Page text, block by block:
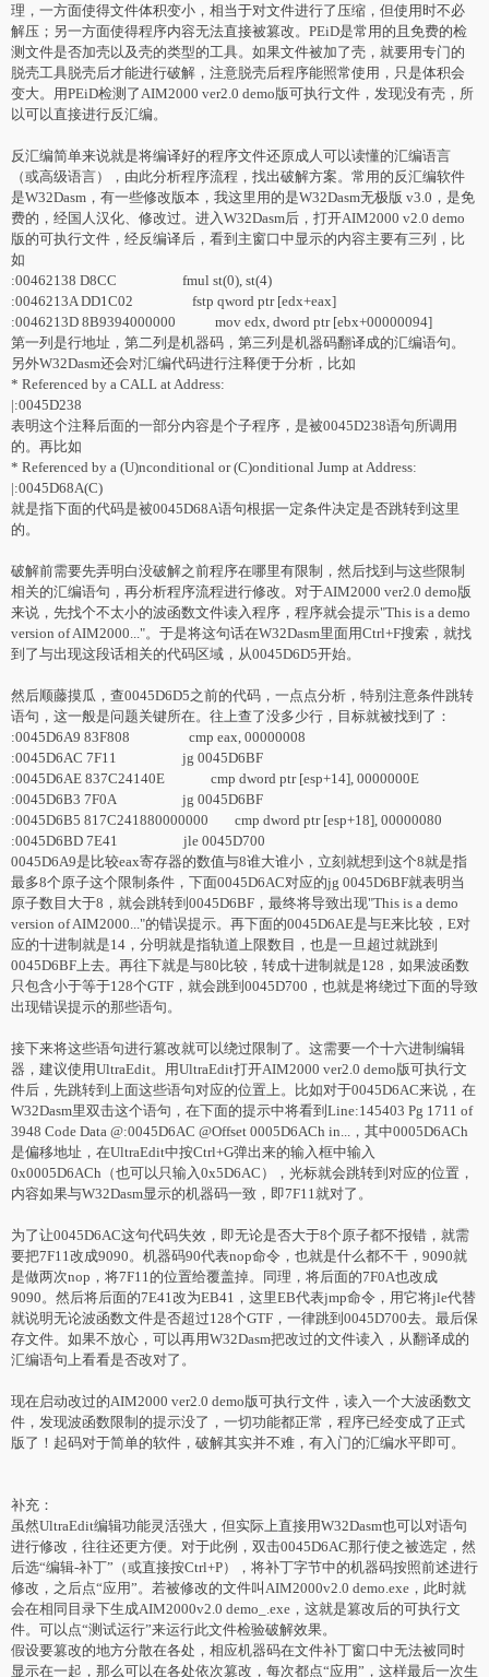
理，一方面使得文件体积变小，相当于对文件进行了压缩，但使用时不必
解压；另一方面使得程序内容无法直接被篡改。PEiD是常用的且免费的检
测文件是否加壳以及壳的类型的工具。如果文件被加了壳，就要用专门的
脱壳工具脱壳后才能进行破解，注意脱壳后程序能照常使用，只是体积会
变大。用PEiD检测了AIM2000 ver2.0 demo版可执行文件，发现没有壳，所
以可以直接进行反汇编。
反汇编简单来说就是将编译好的程序文件还原成人可以读懂的汇编语言
（或高级语言），由此分析程序流程，找出破解方案。常用的反汇编软件
是W32Dasm，有一些修改版本，我这里用的是W32Dasm无极版 v3.0，是免
费的，经国人汉化、修改过。进入W32Dasm后，打开AIM2000 v2.0 demo
版的可执行文件，经反编译后，看到主窗口中显示的内容主要有三列，比
如
:00462138 D8CC fmul st(0), st(4)
:0046213A DD1C02 fstp qword ptr [edx+eax]
:0046213D 8B9394000000 mov edx, dword ptr [ebx+00000094]
第一列是行地址，第二列是机器码，第三列是机器码翻译成的汇编语句。
另外W32Dasm还会对汇编代码进行注释便于分析，比如
* Referenced by a CALL at Address:
|:0045D238
表明这个注释后面的一部分内容是个子程序，是被0045D238语句所调用
的。再比如
* Referenced by a (U)nconditional or (C)onditional Jump at Address:
|:0045D68A(C)
就是指下面的代码是被0045D68A语句根据一定条件决定是否跳转到这里
的。
破解前需要先弄明白没破解之前程序在哪里有限制，然后找到与这些限制
相关的汇编语句，再分析程序流程进行修改。对于AIM2000 ver2.0 demo版
来说，先找个不太小的波函数文件读入程序，程序就会提示"This is a demo
version of AIM2000..."。于是将这句话在W32Dasm里面用Ctrl+F搜索，就找
到了与出现这段话相关的代码区域，从0045D6D5开始。
然后顺藤摸瓜，查0045D6D5之前的代码，一点点分析，特别注意条件跳转
语句，这一般是问题关键所在。往上查了没多少行，目标就被找到了：
:0045D6A9 83F808 cmp eax, 00000008
:0045D6AC 7F11 jg 0045D6BF
:0045D6AE 837C24140E cmp dword ptr [esp+14], 0000000E
:0045D6B3 7F0A jg 0045D6BF
:0045D6B5 817C241880000000 cmp dword ptr [esp+18], 00000080
:0045D6BD 7E41 jle 0045D700
0045D6A9是比较eax寄存器的数值与8谁大谁小，立刻就想到这个8就是指
最多8个原子这个限制条件，下面0045D6AC对应的jg 0045D6BF就表明当
原子数目大于8，就会跳转到0045D6BF，最终将导致出现"This is a demo
version of AIM2000..."的错误提示。再下面的0045D6AE是与E来比较，E对
应的十进制就是14，分明就是指轨道上限数目，也是一旦超过就跳到
0045D6BF上去。再往下就是与80比较，转成十进制就是128，如果波函数
只包含小于等于128个GTF，就会跳到0045D700，也就是将绕过下面的导致
出现错误提示的那些语句。
接下来将这些语句进行篡改就可以绕过限制了。这需要一个十六进制编辑
器，建议使用UltraEdit。用UltraEdit打开AIM2000 ver2.0 demo版可执行文
件后，先跳转到上面这些语句对应的位置上。比如对于0045D6AC来说，在
W32Dasm里双击这个语句，在下面的提示中将看到Line:145403 Pg 1711 of
3948 Code Data @:0045D6AC @Offset 0005D6ACh in...，其中0005D6ACh
是偏移地址，在UltraEdit中按Ctrl+G弹出来的输入框中输入
0x0005D6ACh（也可以只输入0x5D6AC），光标就会跳转到对应的位置，
内容如果与W32Dasm显示的机器码一致，即7F11就对了。
为了让0045D6AC这句代码失效，即无论是否大于8个原子都不报错，就需
要把7F11改成9090。机器码90代表nop命令，也就是什么都不干，9090就
是做两次nop，将7F11的位置给覆盖掉。同理，将后面的7F0A也改成
9090。然后将后面的7E41改为EB41，这里EB代表jmp命令，用它将jle代替
就说明无论波函数文件是否超过128个GTF，一律跳到0045D700去。最后保
存文件。如果不放心，可以再用W32Dasm把改过的文件读入，从翻译成的
汇编语句上看看是否改对了。
现在启动改过的AIM2000 ver2.0 demo版可执行文件，读入一个大波函数文
件，发现波函数限制的提示没了，一切功能都正常，程序已经变成了正式
版了！起码对于简单的软件，破解其实并不难，有入门的汇编水平即可。
补充：
虽然UltraEdit编辑功能灵活强大，但实际上直接用W32Dasm也可以对语句
进行修改，往往还更方便。对于此例，双击0045D6AC那行使之被选定，然
后选“编辑-补丁”（或直接按Ctrl+P），将补丁字节中的机器码按照前述进行
修改，之后点“应用”。若被修改的文件叫AIM2000v2.0 demo.exe，此时就
会在相同目录下生成AIM2000v2.0 demo_.exe，这就是篡改后的可执行文
件。可以点“测试运行”来运行此文件检验破解效果。
假设要篡改的地方分散在各处，相应机器码在文件补丁窗口中无法被同时
显示在一起，那么可以在各处依次篡改，每次都点“应用”，这样最后一次生